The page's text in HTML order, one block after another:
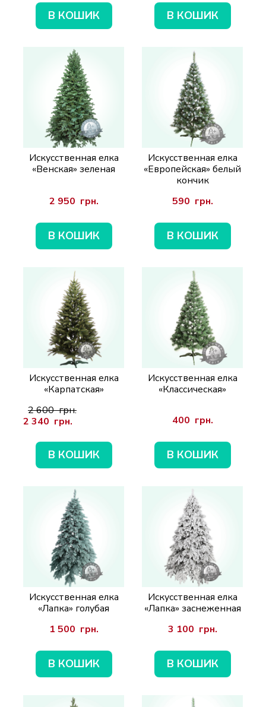
В КОШИК В КОШИК
Искусственная елка
«Венская» зеленая
2 950  грн.
В КОШИК
Искусственная елка
«Европейская» белый
кончик
590  грн.
В КОШИК
Искусственная елка
«Карпатская»
2 600  грн.
2 340  грн.
В КОШИК
Искусственная елка
«Классическая»
400  грн.
В КОШИК
Искусственная елка
«Лапка» голубая
1 500  грн.
В КОШИК
Искусственная елка
«Лапка» заснеженная
3 100  грн.
В КОШИК